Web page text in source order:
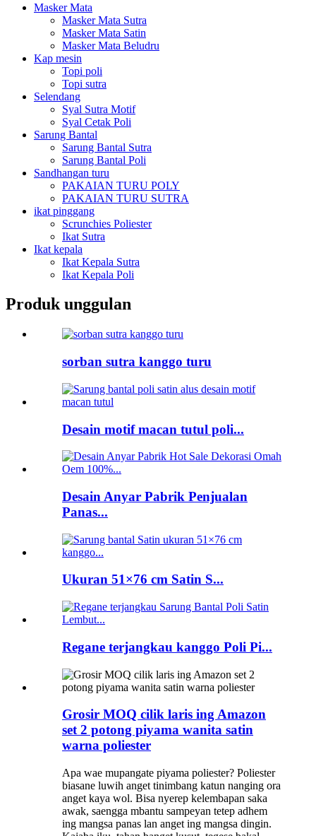
Masker Mata
Masker Mata Sutra
Masker Mata Satin
Masker Mata Beludru
Kap mesin
Topi poli
Topi sutra
Selendang
Syal Sutra Motif
Syal Cetak Poli
Sarung Bantal
Sarung Bantal Sutra
Sarung Bantal Poli
Sandhangan turu
PAKAIAN TURU POLY
PAKAIAN TURU SUTRA
ikat pinggang
Scrunchies Poliester
Ikat Sutra
Ikat kepala
Ikat Kepala Sutra
Ikat Kepala Poli
Produk unggulan
sorban sutra kanggo turu
Desain motif macan tutul poli...
Desain Anyar Pabrik Penjualan
Panas...
Ukuran 51×76 cm Satin S...
Regane terjangkau kanggo Poli Pi...
Grosir MOQ cilik laris ing Amazon
set 2 potong piyama wanita satin
warna poliester
Apa wae mupangate piyama poliester? Poliester
biasane luwih anget tinimbang katun nanging ora
anget kaya wol. Bisa nyerep kelembapan saka
awak, saengga mbantu sampeyan tetep adhem
ing mangsa panas lan anget ing mangsa dingin.